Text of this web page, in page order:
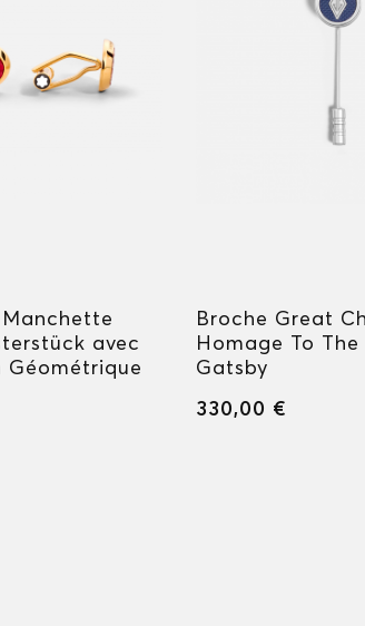
avec
Broche Great
Homage To
Gatsby
330,00 €